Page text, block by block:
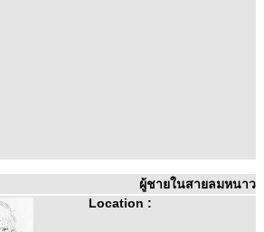
ผู้ชายในสายลมหนาว
Location :